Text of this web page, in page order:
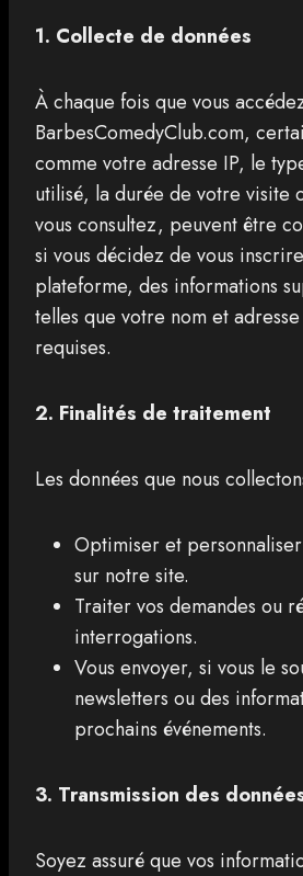
1. Collecte de données
À chaque fois que vous
BarbesComedyClub.com,
comme votre adresse IP, le
utilisé, la durée de votre visite
vous consultez, peuvent être
si vous décidez de vous
plateforme, des informations
telles que votre nom et
requises.
2. Finalités de traitement
Les données que nous
Optimiser et
sur notre site.
Traiter vos demandes ou
interrogations.
Vous envoyer, si vous le
newsletters ou des
prochains événements.
3. Transmission des
Soyez assuré que vos